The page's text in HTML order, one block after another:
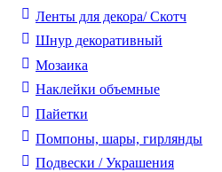
Ленты для декора/ Скотч
Шнур декоративный
Мозаика
Наклейки объемные
Пайетки
Помпоны, шары, гирлянды
Подвески / Украшения